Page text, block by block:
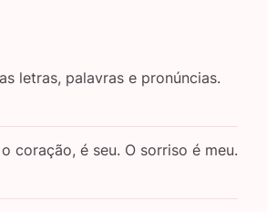
letras, palavras e pronúncias.
coração, é seu. O sorriso é meu.